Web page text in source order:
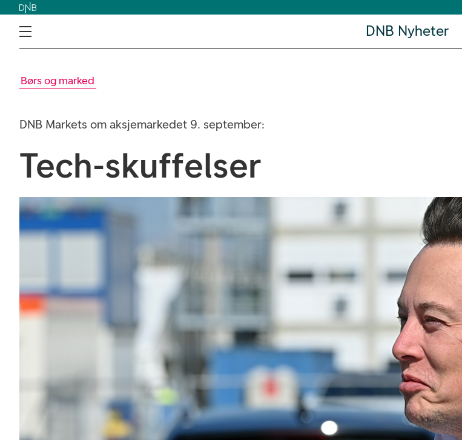
DNB Nyheter
Børs og marked
DNB Markets om aksjemarkedet 9. september:
Tech-skuffelser